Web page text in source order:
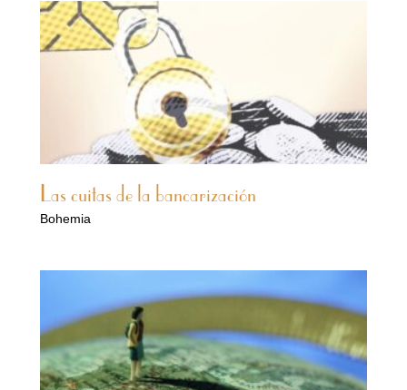
Las cuitas de la bancarización
Bohemia